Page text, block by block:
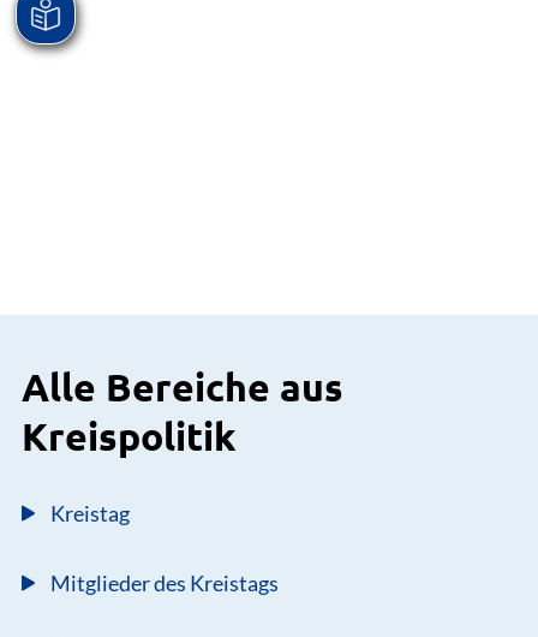
Alle Bereiche aus
Kreispolitik
Kreistag
Mitglieder des Kreistags